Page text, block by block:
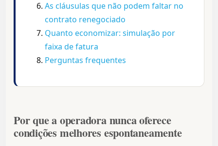
As cláusulas que não podem faltar no
contrato renegociado
Quanto economizar: simulação por
faixa de fatura
Perguntas frequentes
Por que a operadora nunca oferece
condições melhores espontaneamente